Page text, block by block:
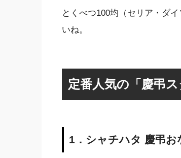
とくべつ100均（セリア・ダ
いね。
定番人気の「慶弔
1．シャチハタ 慶弔